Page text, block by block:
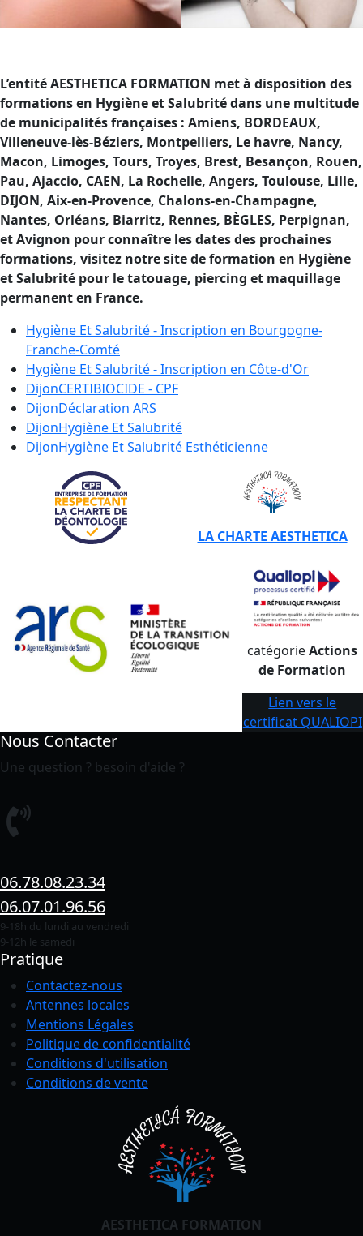
L’entité AESTHETICA FORMATION met à disposition des
formations en Hygiène et Salubrité dans une multitude
de municipalités françaises : Amiens, BORDEAUX,
Villeneuve-lès-Béziers, Montpelliers, Le havre, Nancy,
Macon, Limoges, Tours, Troyes, Brest, Besançon, Rouen,
Pau, Ajaccio, CAEN, La Rochelle, Angers, Toulouse, Lille,
DIJON, Aix-en-Provence, Chalons-en-Champagne,
Nantes, Orléans, Biarritz, Rennes, BÈGLES, Perpignan,
et Avignon pour connaître les dates des prochaines
formations, visitez notre site de formation en Hygiène
et Salubrité pour le tatouage, piercing et maquillage
permanent en France.
Hygiène Et Salubrité - Inscription en Bourgogne-
Franche-Comté
Hygiène Et Salubrité - Inscription en Côte-d'Or
DijonCERTIBIOCIDE - CPF
DijonDéclaration ARS
DijonHygiène Et Salubrité
DijonHygiène Et Salubrité Esthéticienne
LA CHARTE AESTHETICA
catégorieActions
de Formation
Lien vers le
certificat QUALIOPI
Nous Contacter
Une question ? besoin d'aide ?
06.78.08.23.34
06.07.01.96.56
9-18h du lundi au vendredi
9-12h le samedi
Pratique
Contactez-nous
Antennes locales
Mentions Légales
Politique de confidentialité
Conditions d'utilisation
Conditions de vente
AESTHETICA FORMATION